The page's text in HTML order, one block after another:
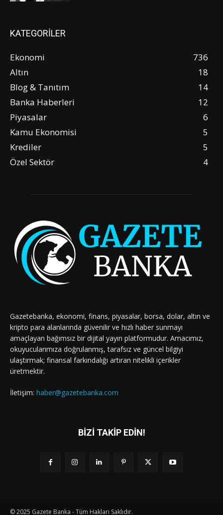
KATEGORİLER
Ekonomi
736
Altın
18
Blog & Tanıtım
14
Banka Haberleri
12
Piyasalar
6
Kamu Ekonomisi
5
Krediler
5
Özel Sektör
4
Gazetebanka, ekonomi, finans, piyasalar, borsa, dolar, altın ve
kripto para alanlarında güvenilir ve hızlı haber sunmayı
amaçlayan bağımsız bir dijital yayın platformudur. Amacımız,
okuyucularımıza doğrulanmış, tarafsız ve güncel bilgiyi
ulaştırmak; finansal farkındalığı artıran nitelikli içerikler
üretmektir.
İletişim: haber@gazetebanka.com
BİZİ TAKİP EDİN!
© 2025 Gazete Banka - Tüm Hakları Saklıdır.